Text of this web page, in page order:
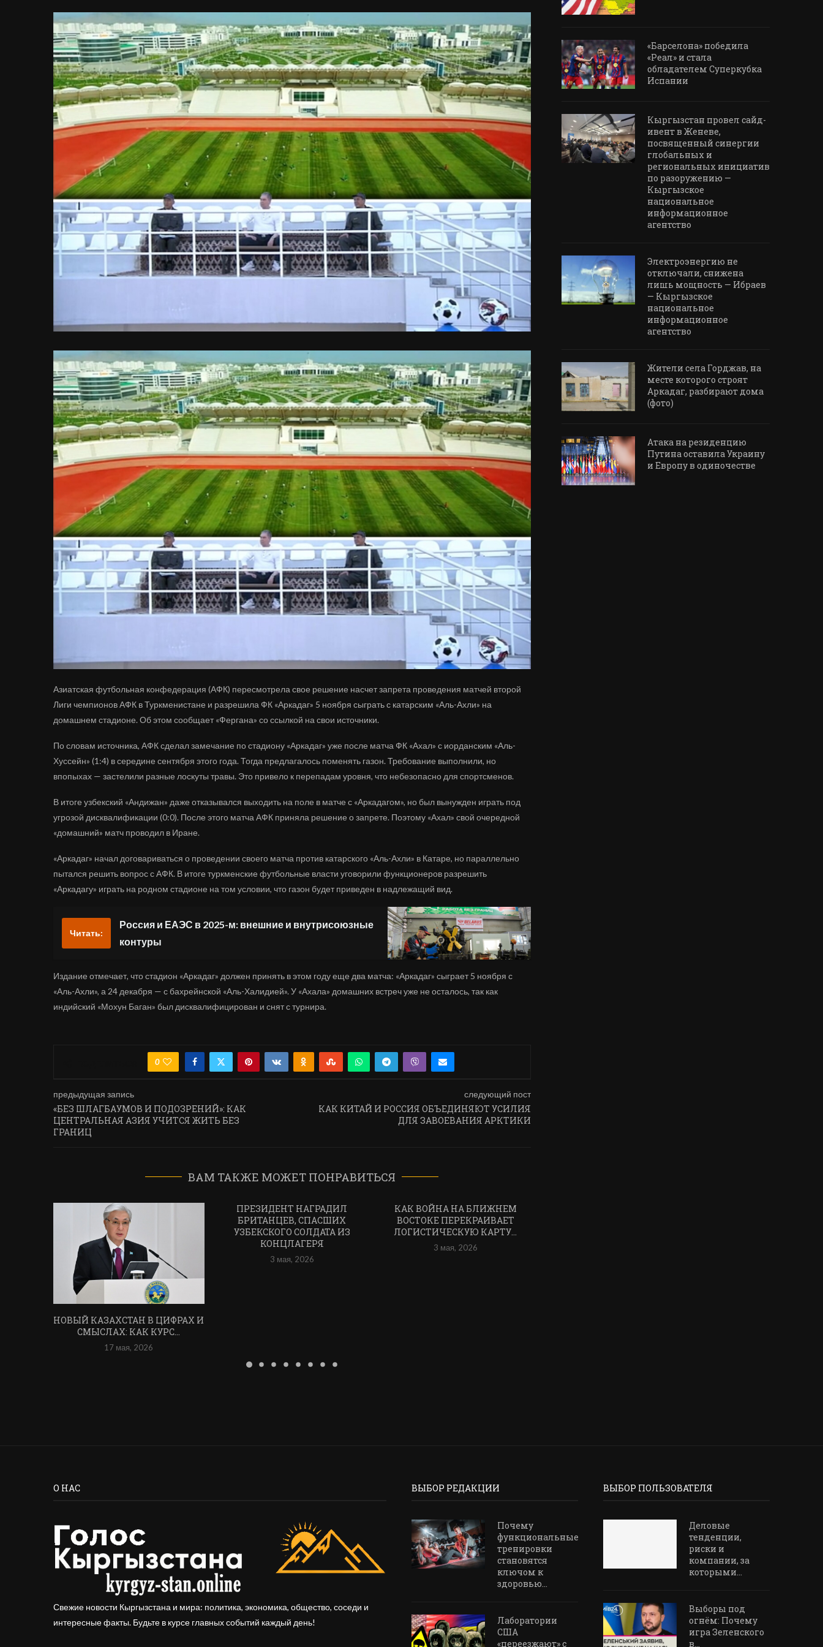
Азиатская футбольная конфедерация (АФК) пересмотрела свое решение насчет запрета проведения матчей второй
Лиги чемпионов АФК в Туркменистане и разрешила ФК «Аркадаг» 5 ноября сыграть с катарским «Аль-Ахли» на
домашнем стадионе. Об этом сообщает «Фергана» со ссылкой на свои источники.
По словам источника, АФК сделал замечание по стадиону «Аркадаг» уже после матча ФК «Ахал» с иорданским «Аль-
Хуссейн» (1:4) в середине сентября этого года. Тогда предлагалось поменять газон. Требование выполнили, но
впопыхах — застелили разные лоскуты травы. Это привело к перепадам уровня, что небезопасно для спортсменов.
В итоге узбекский «Андижан» даже отказывался выходить на поле в матче с «Аркадагом», но был вынужден играть под
угрозой дисквалификации (0:0). После этого матча АФК приняла решение о запрете. Поэтому «Ахал» свой очередной
«домашний» матч проводил в Иране.
«Аркадаг» начал договариваться о проведении своего матча против катарского «Аль-Ахли» в Катаре, но параллельно
пытался решить вопрос с АФК. В итоге туркменские футбольные власти уговорили функционеров разрешить
«Аркадагу» играть на родном стадионе на том условии, что газон будет приведен в надлежащий вид.
Читать:
Россия и ЕАЭС в 2025-м: внешние и внутрисоюзные
контуры
Издание отмечает, что стадион «Аркадаг» должен принять в этом году еще два матча: «Аркадаг» сыграет 5 ноября с
«Аль-Ахли», а 24 декабря — с бахрейнской «Аль-Халидией». У «Ахала» домашних встреч уже не осталось, так как
индийский «Мохун Баган» был дисквалифицирован и снят с турнира.
0
предыдущая запись
«БЕЗ ШЛАГБАУМОВ И ПОДОЗРЕНИЙ»: КАК
ЦЕНТРАЛЬНАЯ АЗИЯ УЧИТСЯ ЖИТЬ БЕЗ
ГРАНИЦ
следующий пост
КАК КИТАЙ И РОССИЯ ОБЪЕДИНЯЮТ УСИЛИЯ
ДЛЯ ЗАВОЕВАНИЯ АРКТИКИ
ВАМ ТАКЖЕ МОЖЕТ ПОНРАВИТЬСЯ
НОВЫЙ КАЗАХСТАН В ЦИФРАХ И
СМЫСЛАХ: КАК КУРС...
17 мая, 2026
ПРЕЗИДЕНТ НАГРАДИЛ
БРИТАНЦЕВ, СПАСШИХ
УЗБЕКСКОГО СОЛДАТА ИЗ
КОНЦЛАГЕРЯ
3 мая, 2026
КАК ВОЙНА НА БЛИЖНЕМ
ВОСТОКЕ ПЕРЕКРАИВАЕТ
ЛОГИСТИЧЕСКУЮ КАРТУ...
3 мая, 2026
«Барселона» победила
«Реал» и стала
обладателем Суперкубка
Испании
Кыргызстан провел сайд-
ивент в Женеве,
посвященный синергии
глобальных и
региональных инициатив
по разоружению —
Кыргызское
национальное
информационное
агентство
Электроэнергию не
отключали, снижена
лишь мощность — Ибраев
— Кыргызское
национальное
информационное
агентство
Жители села Горджав, на
месте которого строят
Аркадаг, разбирают дома
(фото)
Атака на резиденцию
Путина оставила Украину
и Европу в одиночестве
О НАС
Свежие новости Кыргызстана и мира: политика, экономика, общество, соседи и
интересные факты. Будьте в курсе главных событий каждый день!
ВЫБОР РЕДАКЦИИ
Почему
функциональные
тренировки
становятся
ключом к
здоровью...
Лаборатории
США
«переезжают» с
ВЫБОР ПОЛЬЗОВАТЕЛЯ
Деловые
тенденции,
риски и
компании, за
которыми...
Выборы под
огнём: Почему
игра Зеленского
в...